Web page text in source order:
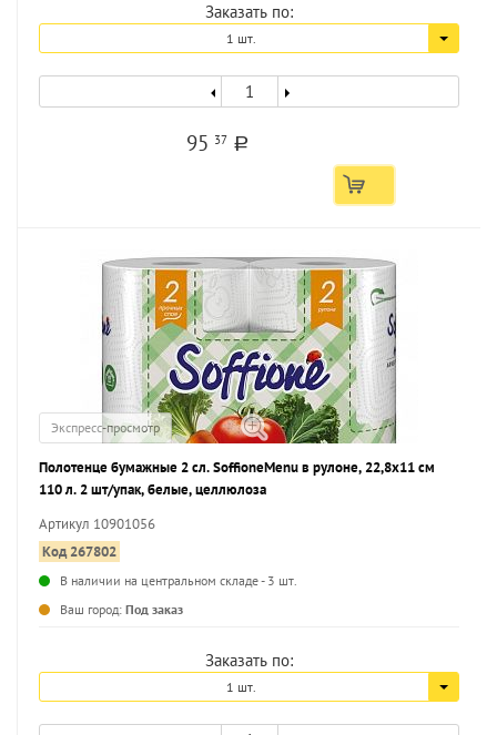
Заказать по:
1 шт.
95 37 a
Экспресс-просмотр
Полотенце бумажные 2 сл. SoffioneMenu в рулоне, 22,8х11 см
110 л. 2 шт/упак, белые, целлюлоза
Артикул 10901056
Код 267802
В наличии на центральном складе - 3 шт.
Ваш город: Под заказ
Заказать по:
1 шт.